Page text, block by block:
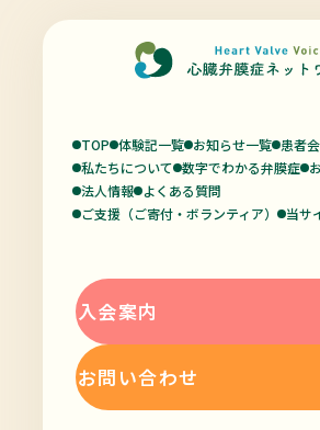
TOP 体験記一覧 お知らせ一覧 患者
私たちについて 数字でわかる弁膜症
法人情報 よくある質問
ご支援（ご寄付・ボランティア）
当サ
入会案内
お問い合わせ